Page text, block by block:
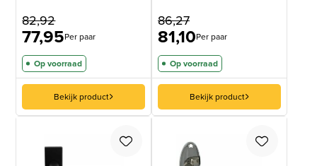
82,92
77,95Per paar
Op voorraad
Bekijk product
86,27
81,10Per paar
Op voorraad
Bekijk product